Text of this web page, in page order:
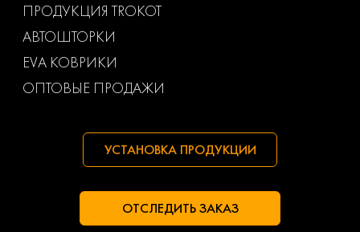
Маз
ПРОДУКЦИЯ TROKOT
АВТОШТОРКИ
EVA КОВРИКИ
ОПТОВЫЕ ПРОДАЖИ
УСТАНОВКА ПРОДУКЦИИ
ОТСЛЕДИТЬ ЗАКАЗ